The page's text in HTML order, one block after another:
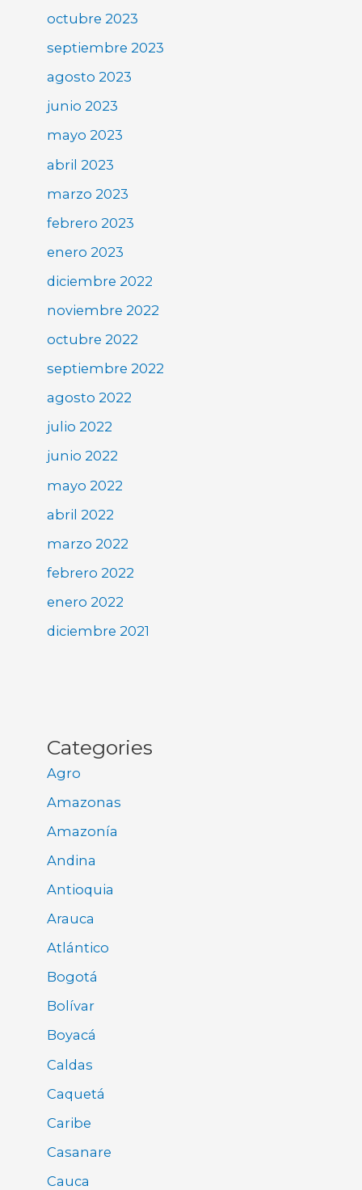
octubre 2023
septiembre 2023
agosto 2023
junio 2023
mayo 2023
abril 2023
marzo 2023
febrero 2023
enero 2023
diciembre 2022
noviembre 2022
octubre 2022
septiembre 2022
agosto 2022
julio 2022
junio 2022
mayo 2022
abril 2022
marzo 2022
febrero 2022
enero 2022
diciembre 2021
Categories
Agro
Amazonas
Amazonía
Andina
Antioquia
Arauca
Atlántico
Bogotá
Bolívar
Boyacá
Caldas
Caquetá
Caribe
Casanare
Cauca